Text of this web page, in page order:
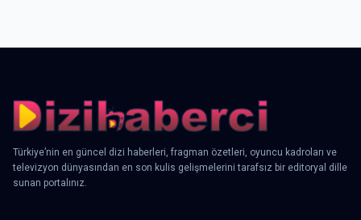
Türkiye’nin en güncel dizi haberleri, fragman özetleri, oyuncu kadroları ve
televizyon dünyasından en son kulis gelişmelerini tarafsız bir editoryal dille
sunan portalınız.